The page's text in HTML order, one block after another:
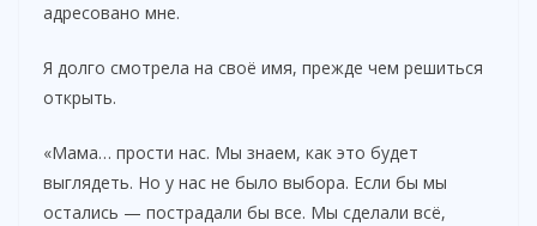
адресовано мне.
Я долго смотрела на своё имя, прежде чем решиться
открыть.
«Мама… прости нас. Мы знаем, как это будет
выглядеть. Но у нас не было выбора. Если бы мы
остались — пострадали бы все. Мы сделали всё,